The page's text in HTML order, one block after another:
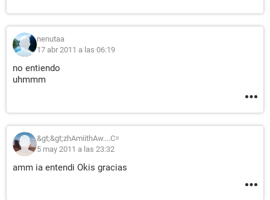
nenutaa
17 abr 2011 a las 06:19
no entiendo
uhmmm
&gt;&gt;zhAmiithAw....C=
5 may 2011 a las 23:32
amm ia entendi Okis gracias